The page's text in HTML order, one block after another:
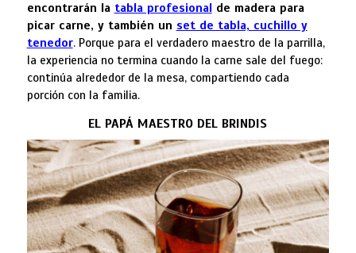
encontrarán la tabla profesional de madera para
picar carne, y también un set de tabla, cuchillo y
tenedor. Porque para el verdadero maestro de la parrilla,
la experiencia no termina cuando la carne sale del fuego:
continúa alrededor de la mesa, compartiendo cada
porción con la familia.
EL PAPÁ MAESTRO DEL BRINDIS